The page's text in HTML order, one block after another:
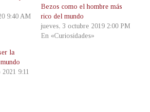
9:40 AM
Bezos como el hombre más
rico del mundo
jueves, 3 octubre 2019 2:00 PM
En «Curiosidades»
la
9:11